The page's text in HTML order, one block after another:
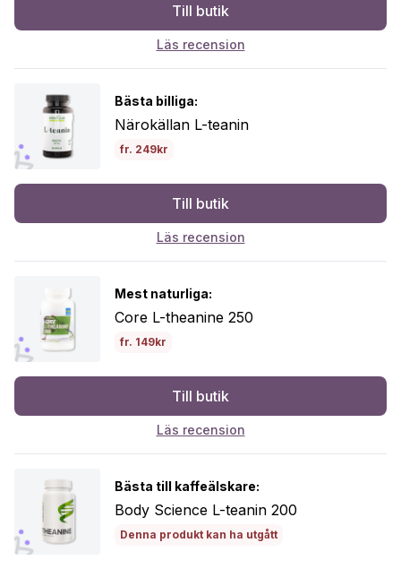
Till butik
Läs recension
Bästa billiga:
Närokällan L-teanin
fr. 249kr
Till butik
Läs recension
Mest naturliga:
Core L-theanine 250
fr. 149kr
Till butik
Läs recension
Bästa till kaffeälskare:
Body Science L-teanin 200
Denna produkt kan ha utgått